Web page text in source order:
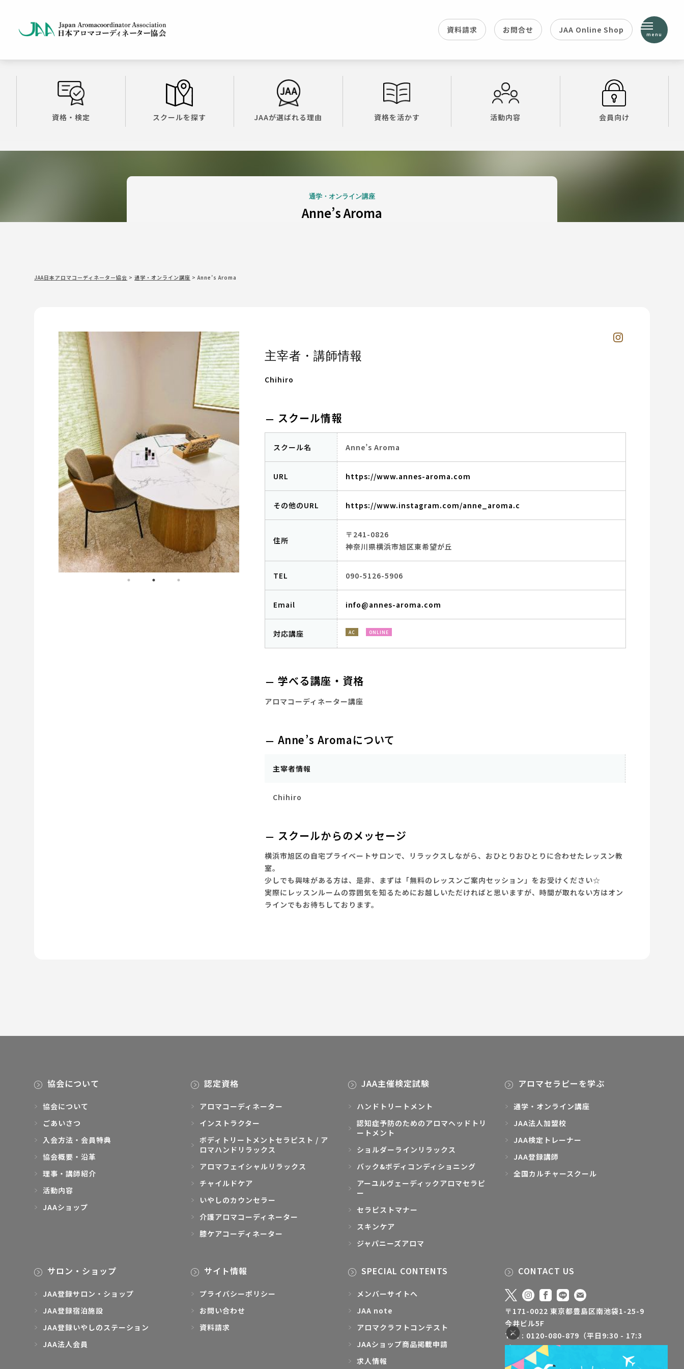
資料請求 お問合せ JAA Online Shop menu
資格・検定 スクールを探す JAAが選ばれる理由 資格を活かす 活動内容 会員向け
通学・オンライン講座
Anne’s Aroma
JAA日本アロマコーディネーター協会 >通学・オンライン講座 >Anne’s Aroma
主宰者・講師情報
Chihiro
スクール情報
スクール名 Anne’s Aroma
URL https://www.annes-aroma.com
その他のURL https://www.instagram.com/anne_aroma.c
住所
〒241-0826
神奈川県横浜市旭区東希望が丘
TEL 090-5126-5906
Email info@annes-aroma.com
対応講座 AC ONLINE
学べる講座・資格
アロマコーディネーター講座
Anne’s Aromaについて
主宰者情報
Chihiro
スクールからのメッセージ
横浜市旭区の自宅プライベートサロンで、リラックスしながら、おひとりおひとりに合わせたレッスン教
室。
少しでも興味がある方は、是非、まずは「無料のレッスンご案内セッション」をお受けください☆
実際にレッスンルームの雰囲気を知るためにお越しいただければと思いますが、時間が取れない方はオン
ラインでもお待ちしております。
協会について
協会について
ごあいさつ
入会方法・会員特典
協会概要・沿革
理事・講師紹介
活動内容
JAAショップ
認定資格
アロマコーディネーター
インストラクター
ボディトリートメントセラピスト / ア
ロマハンドリラックス
アロマフェイシャルリラックス
チャイルドケア
いやしのカウンセラー
介護アロマコーディネーター
膝ケアコーディネーター
JAA主催検定試験
ハンドトリートメント
認知症予防のためのアロマヘッドトリ
ートメント
ショルダーラインリラックス
バック&ボディコンディショニング
アーユルヴェーディックアロマセラピ
ー
セラピストマナー
スキンケア
ジャパニーズアロマ
アロマセラピーを学ぶ
通学・オンライン講座
JAA法人加盟校
JAA検定トレーナー
JAA登録講師
全国カルチャースクール
サロン・ショップ
JAA登録サロン・ショップ
JAA登録宿泊施設
JAA登録いやしのステーション
JAA法人会員
サイト情報
プライバシーポリシー
お問い合わせ
資料請求
SPECIAL CONTENTS
メンバーサイトへ
JAA note
アロマクラフトコンテスト
JAAショップ商品掲載申請
求人情報
CONTACT US
〒171-0022 東京都豊島区南池袋1-25-9
今井ビル5F
TEL : 0120-080-879（平日9:30 - 17:3
0）
FAX : 03-5928-3500